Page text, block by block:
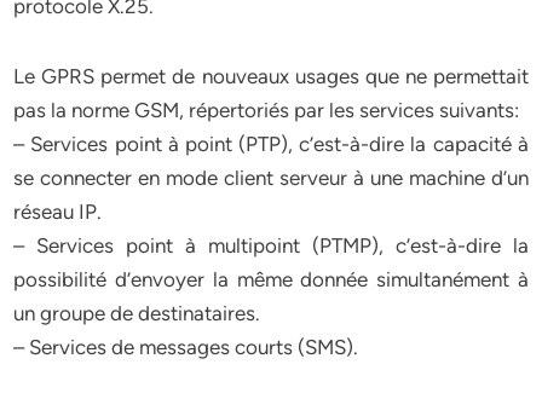
protocole X.25.
Le GPRS permet de nouveaux usages que ne permettait
pas la norme GSM, répertoriés par les services suivants:
– Services point à point (PTP), c’est-à-dire la capacité à
se connecter en mode client serveur à une machine d’un
réseau IP.
– Services point à multipoint (PTMP), c’est-à-dire la
possibilité d’envoyer la même donnée simultanément à
un groupe de destinataires.
– Services de messages courts (SMS).